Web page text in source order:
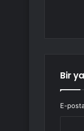
Bir
E-